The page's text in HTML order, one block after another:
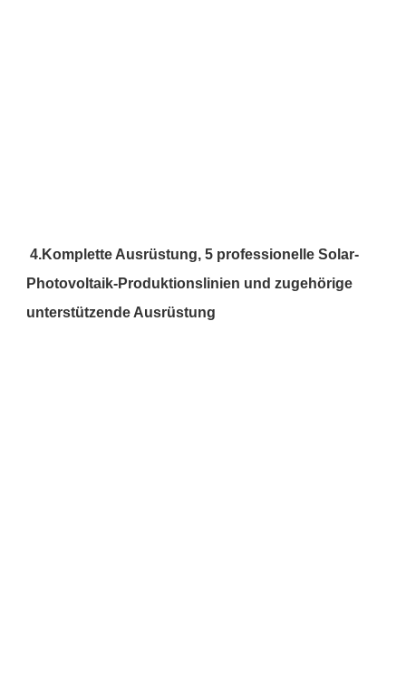
4.Komplette Ausrüstung, 5 professionelle Solar-
Photovoltaik-Produktionslinien und zugehörige
unterstützende Ausrüstung